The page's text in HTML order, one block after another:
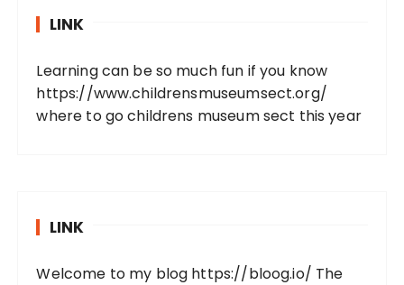
LINK
Learning can be so much fun if you know
https://www.childrensmuseumsect.org/
where to go childrens museum sect this year
LINK
Welcome to my blog https://bloog.io/ The